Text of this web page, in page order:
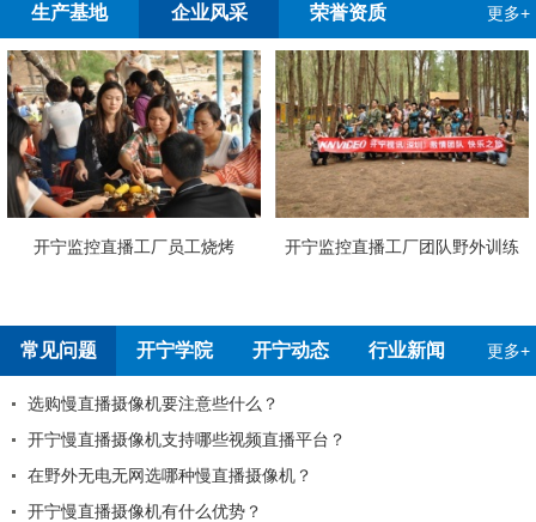
生产基地 企业风采 荣誉资质 更多+
烧烤
开宁监控直播工厂团队野外训练
常见问题 开宁学院 开宁动态 行业新闻 更多+
意些什么？
哪些视频直播平台？
慢直播摄像机？
么优势？